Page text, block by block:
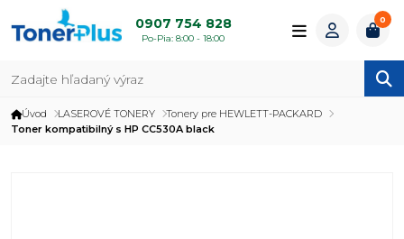
0907 754 828
Po-Pia: 8:00 - 18:00
0
Úvod LASEROVÉ TONERY
Tonery pre HEWLETT-PACKARD
Toner kompatibilný s HP CC530A black